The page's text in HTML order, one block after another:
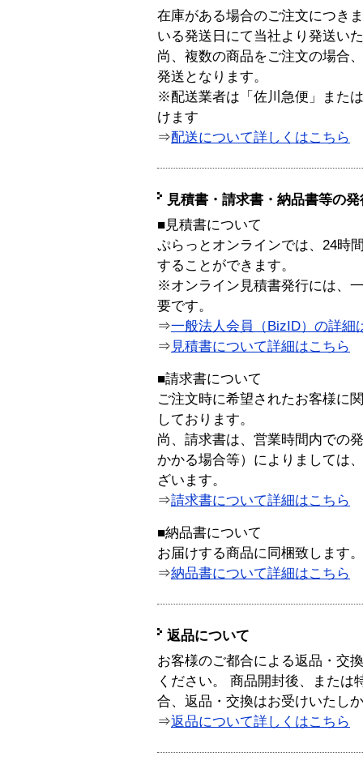
在庫がある場合のご注文につき
いる発送日にて当社より発送い
尚、複数の商品をご注文の場合
発送となります。
※配送業者は「佐川急便」また
けます
⇒配送について詳しくはこちら
見積書・請求書・納品書等の
■見積書について
ぷらっとオンラインでは、24時
することができます。
※オンライン見積書発行には、
要です。
⇒一般法人会員（BizID）の詳細
⇒ 見積書について詳細はこちら
■請求書について
ご注文時に希望されたお客様に
しております。
尚、請求書は、営業時間内での
かかる場合等）によりましては
ざいます。
⇒請求書について詳細はこちら
■納品書について
お届けする商品に同梱致します。
⇒納品書について詳細はこちら
返品について
お客様のご都合による返品・交
ください。 商品開封後、または
合、返品・交換はお受けいたし
⇒返品について詳しくはこちら